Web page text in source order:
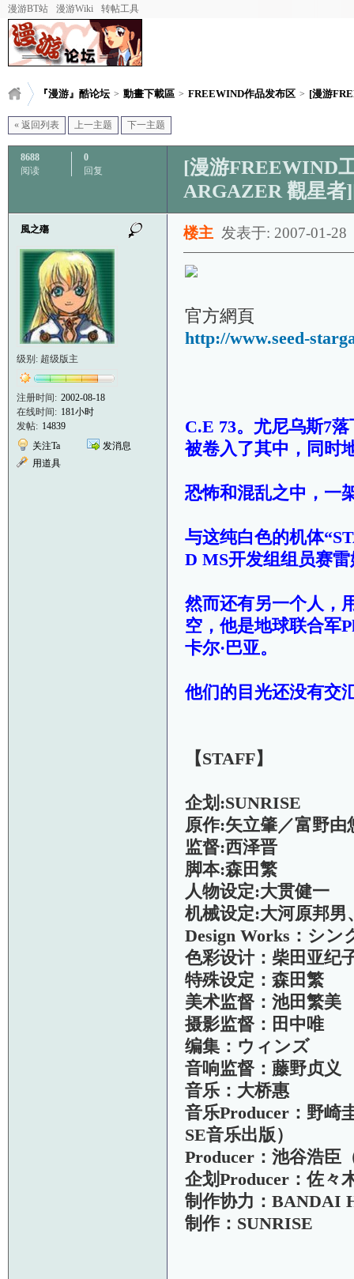
漫游BT站 漫游Wiki 转帖工具
『漫游』酷论坛 > 動畫下載區 > FREEWIND作品发布区 > [漫游
« 返回列表 上一主题 下一主题
8688
阅读
0
回复
[漫游FREEWIND
ARGAZER 觀星
風之殤
级别: 超级版主
注册时间: 2002-08-18
在线时间: 181小时
发帖: 14839
关注Ta
发消息
用道具
楼主 发表于: 2007-01-28
官方網頁
http://www.seed-
C.E 73。尤尼乌斯7
被卷入了其中，同时
恐怖和混乱之中，一
与这纯白色的机体
D MS开发组组员赛
然而还有另一个人，
空，他是地球联合军
卡尔·巴亚。
他们的目光还没有
【STAFF】
企划:SUNRISE
原作:矢立肇／富野由
监督:西泽晋
脚本:森田繁
人物设定:大贯健一
机械设定:大河原邦
Design Works：シン
色彩设计：柴田亚纪
特殊设定：森田繁
美术监督：池田繁美
摄影监督：田中唯
编集：ウィンズ
音响监督：藤野贞义
音乐：大桥惠
音乐Producer：野崎
SE音乐出版）
Producer：池谷浩臣
企划Producer：佐々
制作协力：BANDAI
制作：SUNRISE